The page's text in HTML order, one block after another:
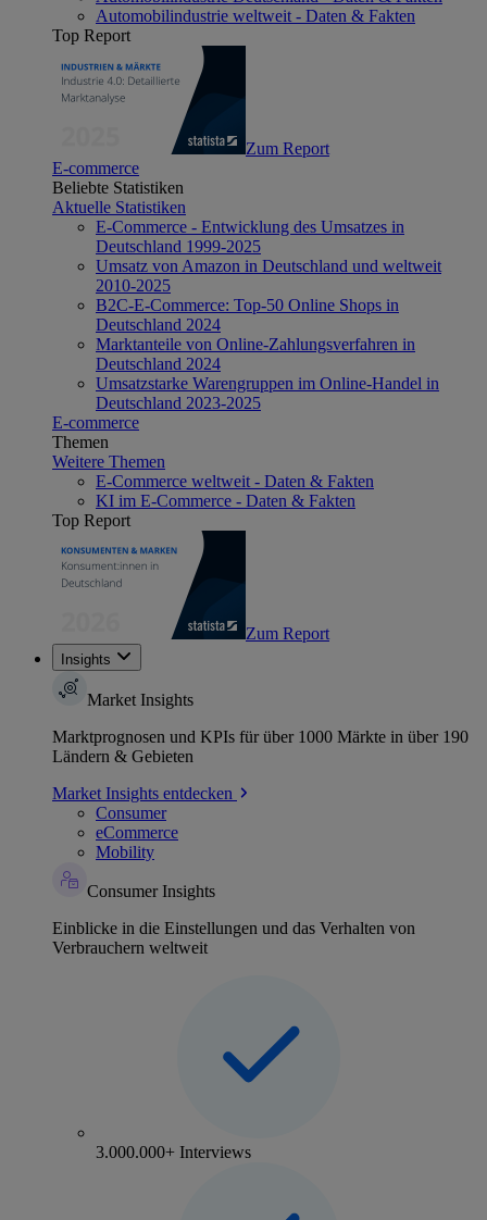
Automobilindustrie weltweit - Daten & Fakten
Top Report
Zum Report
E-commerce
Beliebte Statistiken
Aktuelle Statistiken
E-Commerce - Entwicklung des Umsatzes in
Deutschland 1999-2025
Umsatz von Amazon in Deutschland und weltweit
2010-2025
B2C-E-Commerce: Top-50 Online Shops in
Deutschland 2024
Marktanteile von Online-Zahlungsverfahren in
Deutschland 2024
Umsatzstarke Warengruppen im Online-Handel in
Deutschland 2023-2025
E-commerce
Themen
Weitere Themen
E-Commerce weltweit - Daten & Fakten
KI im E-Commerce - Daten & Fakten
Top Report
Zum Report
Insights
Market Insights
Marktprognosen und KPIs für über 1000 Märkte in über 190
Ländern & Gebieten
Market Insights entdecken
Consumer
eCommerce
Mobility
Consumer Insights
Einblicke in die Einstellungen und das Verhalten von
Verbrauchern weltweit
3.000.000+ Interviews